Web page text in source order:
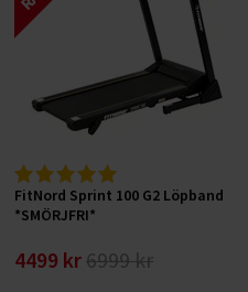
FitNord Sprint 100 G2 Löpband
*SMÖRJFRI*
4499 kr 6999 kr